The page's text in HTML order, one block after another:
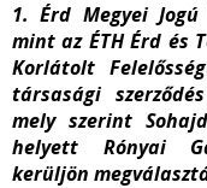
1. Érd Megyei Jogú
mint az ÉTH Érd és
Korlátolt
társasági
mely szerint
helyett Rónyai
kerüljön